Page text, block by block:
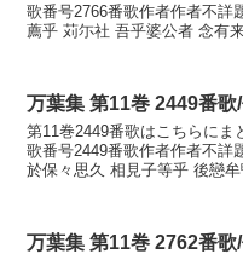
歌番号2766番歌作者作者不詳
薦乎 苅尓社 吾乎婆公者 念有
万葉集 第11巻 2449番
第11巻2449番歌はこちらにま
歌番号2449番歌作者作者不詳
於保々思久 相見子等乎 後戀
万葉集 第11巻 2762番